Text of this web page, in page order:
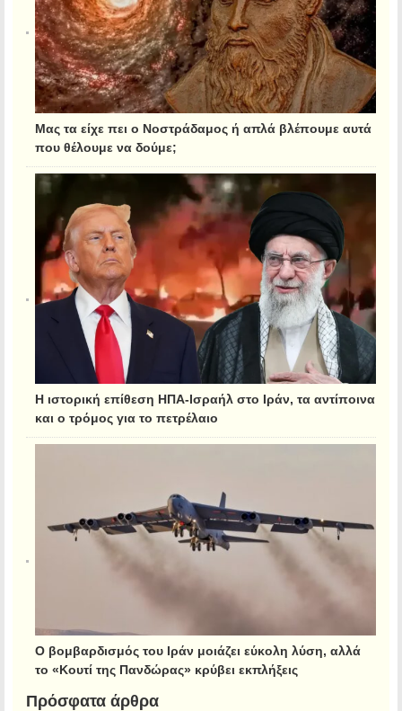
Μας τα είχε πει ο Νοστράδαμος ή απλά βλέπουμε αυτά
που θέλουμε να δούμε;
Η ιστορική επίθεση ΗΠΑ-Ισραήλ στο Ιράν, τα αντίποινα
και ο τρόμος για το πετρέλαιο
Ο βομβαρδισμός του Ιράν μοιάζει εύκολη λύση, αλλά
το «Κουτί της Πανδώρας» κρύβει εκπλήξεις
Πρόσφατα άρθρα